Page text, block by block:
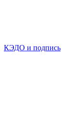
КЭДО и подпись